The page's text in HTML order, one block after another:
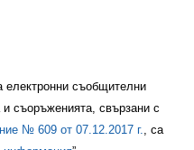
електронни съобщителни
съоръженията, свързани с
№ 609 от 07.12.2017 г.
, са